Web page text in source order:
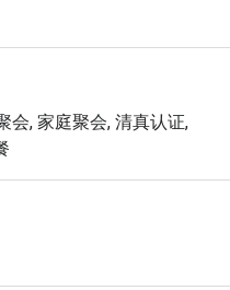
友在此畅聊整晚，这里
级展演，完美平衡了定
。从暖入心扉的火热咖
一顿饭，更是一次沉浸
下，将您瞬间带到熙攘
会, 家庭聚会, 清真认证,